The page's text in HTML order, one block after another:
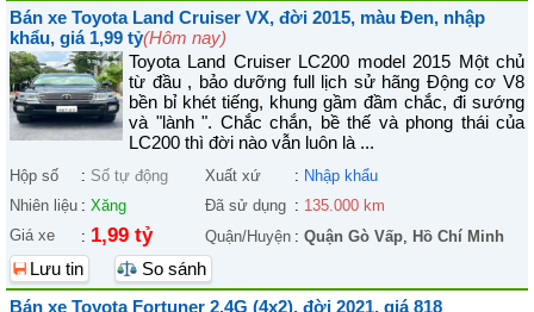
Bán xe Toyota Land Cruiser VX, đời 2015, màu Đen, nhập
khẩu, giá 1,99 tỷ(Hôm nay)
Toyota Land Cruiser LC200 model 2015 Một chủ
từ đầu , bảo dưỡng full lịch sử hãng Động cơ V8
bền bỉ khét tiếng, khung gầm đầm chắc, đi sướng
và "lành ". Chắc chắn, bề thế và phong thái của
LC200 thì đời nào vẫn luôn là ...
Hộp số : Số tự động Xuất xứ : Nhập khẩu
Nhiên liệu : Xăng Đã sử dụng : 135.000 km
Giá xe
: 1,99 tỷ Quận/Huyện : Quận Gò Vấp, Hồ Chí Minh
Lưu tin
So sánh
Bán xe Toyota Fortuner 2.4G (4x2), đời 2021, giá 818